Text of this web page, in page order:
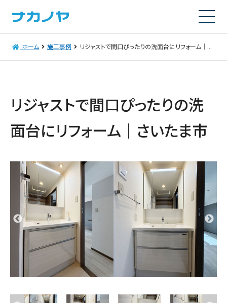
ホーム 施工事例 リジャストで間口ぴったりの洗面台にリフォーム｜さいたま市
リジャストで間口ぴったりの洗
面台にリフォーム｜さいたま市